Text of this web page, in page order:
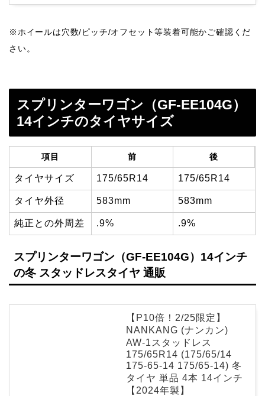
※ホイールは穴数/ピッチ/オフセット等装着可能かご確認くだ
さい。
スプリンターワゴン（GF-EE104G）
14インチのタイヤサイズ
項目 前 後
タイヤサイズ 175/65R14 175/65R14
タイヤ外径 583mm 583mm
純正との外周差 .9% .9%
スプリンターワゴン（GF-EE104G）14インチ
の冬 スタッドレスタイヤ 通販
【P10倍！2/25限定】
NANKANG (ナンカン)
AW-1スタッドレス
175/65R14 (175/65/14
175-65-14 175/65-14) 冬
タイヤ 単品 4本 14インチ
【2024年製】